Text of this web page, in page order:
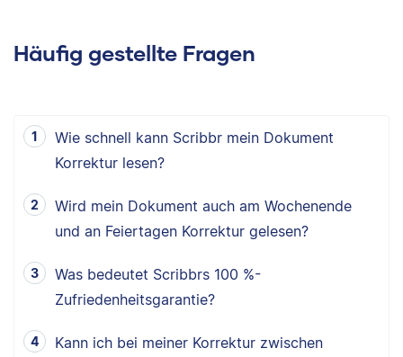
Häufig gestellte Fragen
Wie schnell kann Scribbr mein Dokument
Korrektur lesen?
Wird mein Dokument auch am Wochenende
und an Feiertagen Korrektur gelesen?
Was bedeutet Scribbrs 100 %-
Zufriedenheitsgarantie?
Kann ich bei meiner Korrektur zwischen